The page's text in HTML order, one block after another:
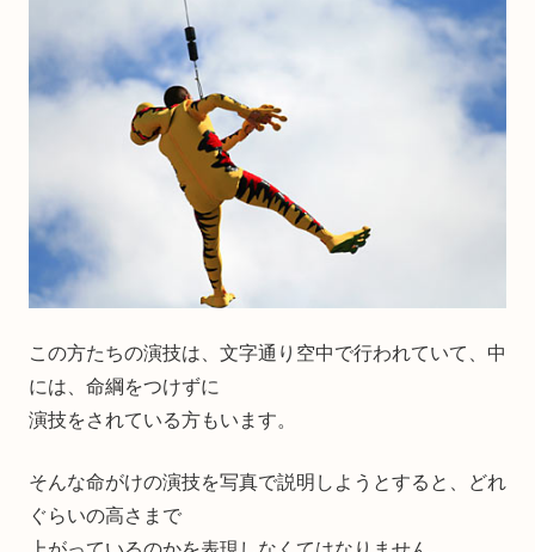
この方たちの演技は、文字通り空中で行われていて、中
には、命綱をつけずに
演技をされている方もいます。
そんな命がけの演技を写真で説明しようとすると、どれ
ぐらいの高さまで